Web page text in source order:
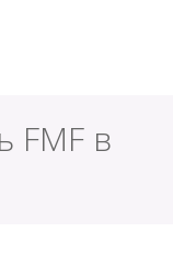
FMF в